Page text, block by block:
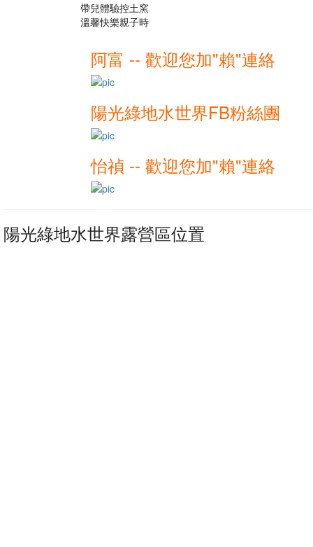
帶兒體驗控土窯
溫馨快樂親子時
阿富 -- 歡迎您加"賴"連絡
陽光綠地水世界FB粉絲團
怡禎 -- 歡迎您加"賴"連絡
陽光綠地水世界露營區位置